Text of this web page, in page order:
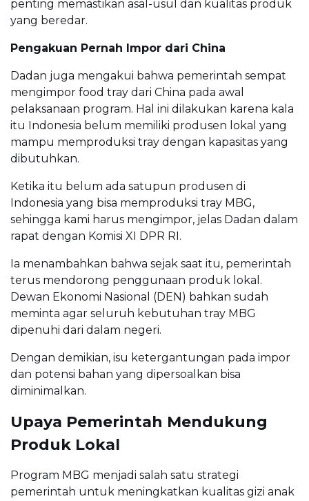
penting memastikan asal-usul dan kualitas produk
yang beredar.
Pengakuan Pernah Impor dari China
Dadan juga mengakui bahwa pemerintah sempat
mengimpor food tray dari China pada awal
pelaksanaan program. Hal ini dilakukan karena kala
itu Indonesia belum memiliki produsen lokal yang
mampu memproduksi tray dengan kapasitas yang
dibutuhkan.
Ketika itu belum ada satupun produsen di
Indonesia yang bisa memproduksi tray MBG,
sehingga kami harus mengimpor, jelas Dadan dalam
rapat dengan Komisi XI DPR RI.
Ia menambahkan bahwa sejak saat itu, pemerintah
terus mendorong penggunaan produk lokal.
Dewan Ekonomi Nasional (DEN) bahkan sudah
meminta agar seluruh kebutuhan tray MBG
dipenuhi dari dalam negeri.
Dengan demikian, isu ketergantungan pada impor
dan potensi bahan yang dipersoalkan bisa
diminimalkan.
Upaya Pemerintah Mendukung
Produk Lokal
Program MBG menjadi salah satu strategi
pemerintah untuk meningkatkan kualitas gizi anak